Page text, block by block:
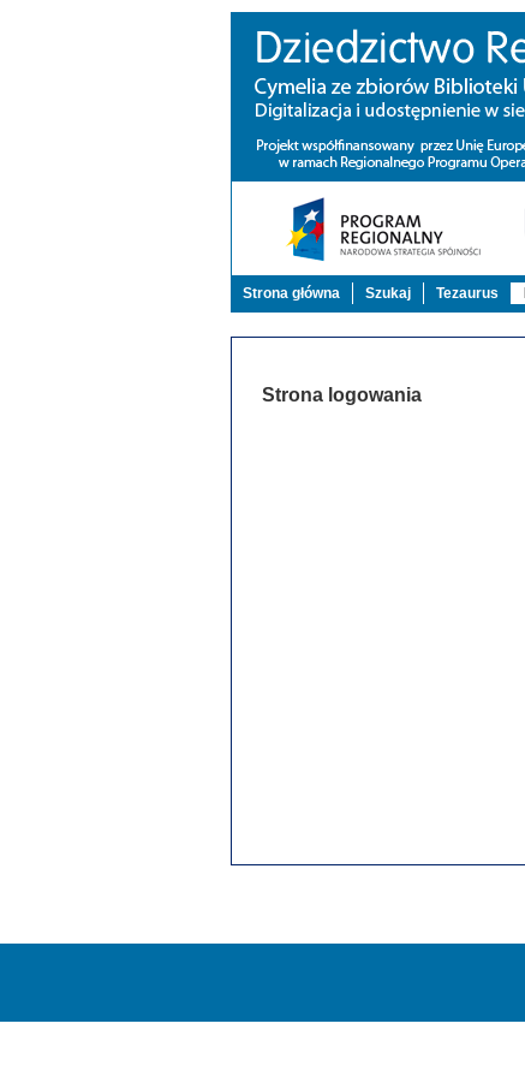
Strona główna Szukaj Tezaurus
Strona logowania